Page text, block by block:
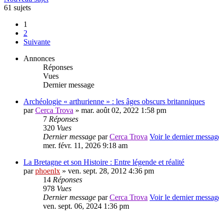
61 sujets
1
2
Suivante
Annonces
Réponses
Vues
Dernier message
Archéologie « arthurienne » : les âges obscurs britanniques
parCerca Trova » mar. août 02, 2022 1:58 pm
7 Réponses
320 Vues
Dernier message parCerca Trova Voir le dernier
mer. févr. 11, 2026 9:18 am
La Bretagne et son Histoire : Entre légende et réalité
parphoenlx » ven. sept. 28, 2012 4:36 pm
14 Réponses
978 Vues
Dernier message parCerca Trova Voir le dernier
ven. sept. 06, 2024 1:36 pm